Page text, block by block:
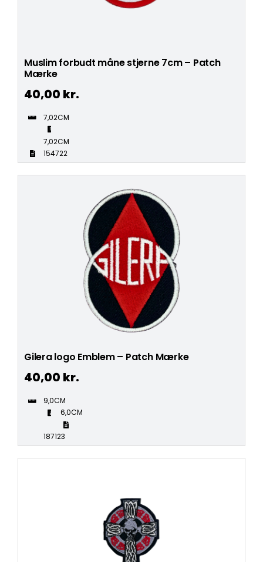
Muslim forbudt måne stjerne 7cm – Patch
Mærke
40,00 kr.
7,02CM
7,02CM
154722
Gilera logo Emblem – Patch Mærke
40,00 kr.
9,0CM
6,0CM
187123